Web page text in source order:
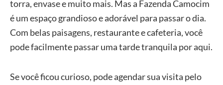
torra, envase e muito mais. Mas a Fazenda Camocim
é um espaço grandioso e adorável para passar o dia.
Com belas paisagens, restaurante e cafeteria, você
pode facilmente passar uma tarde tranquila por aqui.
Se você ficou curioso, pode agendar sua visita pelo